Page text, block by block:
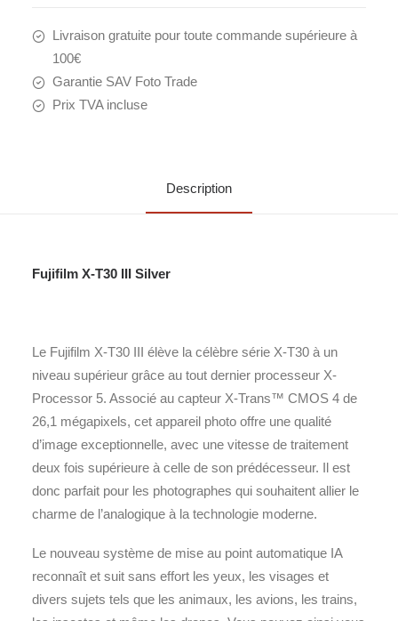
Livraison gratuite pour toute commande supérieure à
100€
Garantie SAV Foto Trade
Prix TVA incluse
Description
Fujifilm X-T30 III Silver
Le Fujifilm X-T30 III élève la célèbre série X-T30 à un
niveau supérieur grâce au tout dernier processeur X-
Processor 5. Associé au capteur X-Trans™ CMOS 4 de
26,1 mégapixels, cet appareil photo offre une qualité
d’image exceptionnelle, avec une vitesse de traitement
deux fois supérieure à celle de son prédécesseur. Il est
donc parfait pour les photographes qui souhaitent allier le
charme de l’analogique à la technologie moderne.
Le nouveau système de mise au point automatique IA
reconnaît et suit sans effort les yeux, les visages et
divers sujets tels que les animaux, les avions, les trains,